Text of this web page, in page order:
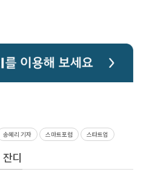
송혜리 기자 스마트포럼 스타트업
디